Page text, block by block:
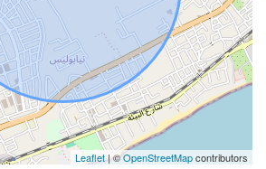
Leaflet| ©OpenStreetMapcontributors